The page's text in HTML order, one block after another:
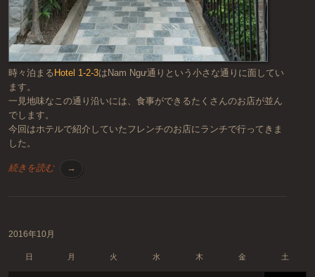
時々泊まる Hotel 1-2-3はNam Ngư通りという小さな通りに面してい
ます。
一見地味なこの通り沿いには、食事ができるたくさんのお店が並ん
でします。
今回はホテルで紹介していたフレンチのお店にランチで行ってきま
した。
続きを読む →
2016年10月
日 月 火 水 木 金 土